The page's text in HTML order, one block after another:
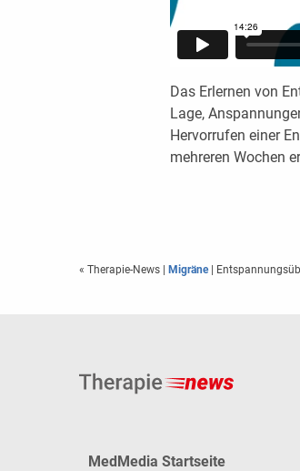
Das Erlernen von
Lage,
Hervorrufen einer
mehreren Wochen
« Therapie-News Migräne|
MedMedia Startseite